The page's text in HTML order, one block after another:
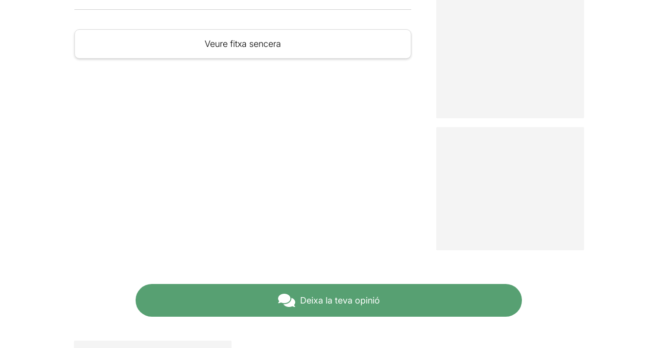
Veure fitxa sencera
Deixa la teva opinió